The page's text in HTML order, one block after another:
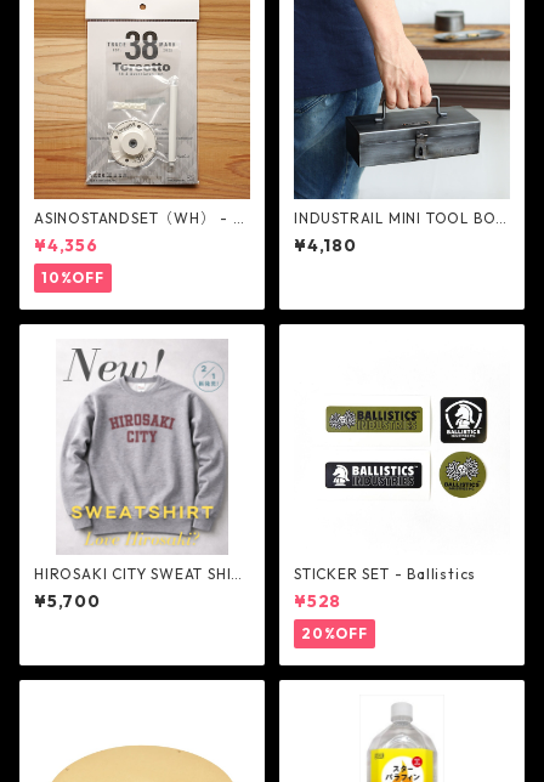
ASINOSTANDSET（WH） - 3
8explore
¥4,356
10%OFF
INDUSTRAIL MINI TOOL BOX
- POST GENERAL
¥4,180
HIROSAKI CITY SWEAT SHIRT
- NextNatural
¥5,700
STICKER SET - Ballistics
¥528
20%OFF